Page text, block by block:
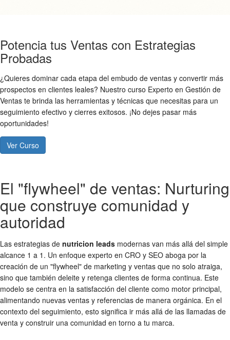
Potencia tus Ventas con Estrategias
Probadas
¿Quieres dominar cada etapa del embudo de ventas y convertir más
prospectos en clientes leales? Nuestro curso Experto en Gestión de
Ventas te brinda las herramientas y técnicas que necesitas para un
seguimiento efectivo y cierres exitosos. ¡No dejes pasar más
oportunidades!
Ver Curso
El "flywheel" de ventas: Nurturing
que construye comunidad y
autoridad
Las estrategias de nutricion leads modernas van más allá del simple
alcance 1 a 1. Un enfoque experto en CRO y SEO aboga por la
creación de un "flywheel" de marketing y ventas que no solo atraiga,
sino que también deleite y retenga clientes de forma continua. Este
modelo se centra en la satisfacción del cliente como motor principal,
alimentando nuevas ventas y referencias de manera orgánica. En el
contexto del seguimiento, esto significa ir más allá de las llamadas de
venta y construir una comunidad en torno a tu marca.